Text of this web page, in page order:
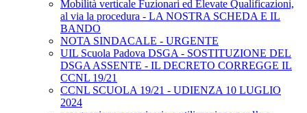
Mobilità verticale Fuzionari ed Elevate Qualificazioni,
al via la procedura - LA NOSTRA SCHEDA E IL
BANDO
NOTA SINDACALE - URGENTE
UIL Scuola Padova DSGA - SOSTITUZIONE DEL
DSGA ASSENTE - IL DECRETO CORREGGE IL
CCNL 19/21
CCNL SCUOLA 19/21 - UDIENZA 10 LUGLIO
2024